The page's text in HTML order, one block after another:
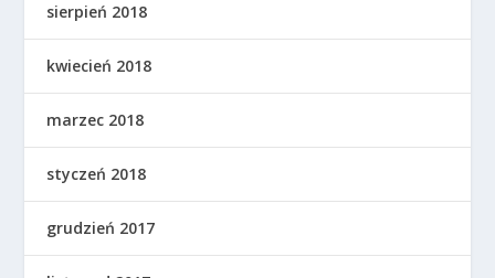
sierpień 2018
kwiecień 2018
marzec 2018
styczeń 2018
grudzień 2017